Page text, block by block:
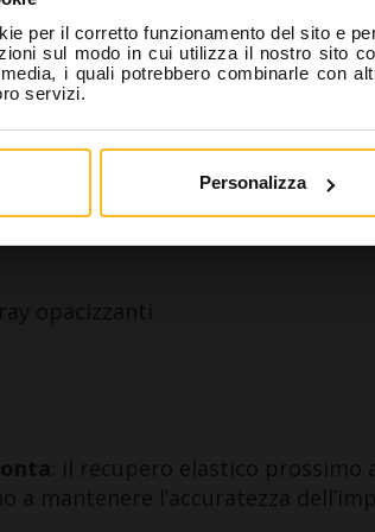
per il corretto funzionamento del sito e
sul modo in cui utilizza il nostro sito
i quali potrebbero combinarle con
servizi.
Personalizza
opacizzanti
: il recupero elastico prossimo
mantenere l’accuratezza
autorizzato a prendere visione
riporta anche notizie relative a
sicurezza dei pazienti.
un professionista Non